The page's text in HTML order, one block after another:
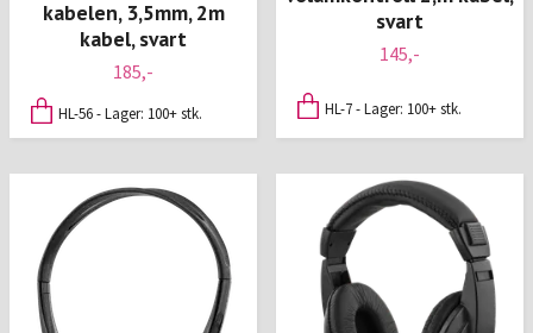
kabelen, 3,5mm, 2m
kabel, svart
185,-
HL-56 - Lager: 100+ stk.
svart
145,-
HL-7 - Lager: 100+ stk.